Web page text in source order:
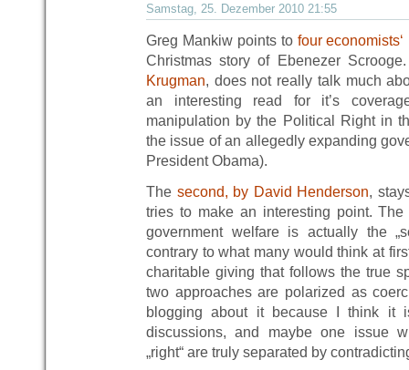
Samstag, 25. Dezember 2010 21:55
Greg Mankiw points to four
Christmas story of Ebenezer
Krugman, does not really talk much
an interesting read for it’s
manipulation by the Political Right in
the issue of an allegedly expanding
President Obama).
The second, by David Henderson,
tries to make an interesting point.
government welfare is actually the
contrary to what many would think at
charitable giving that follows the true
two approaches are polarized as
blogging about it because I think it
discussions, and maybe one issue
„right“ are truly separated by